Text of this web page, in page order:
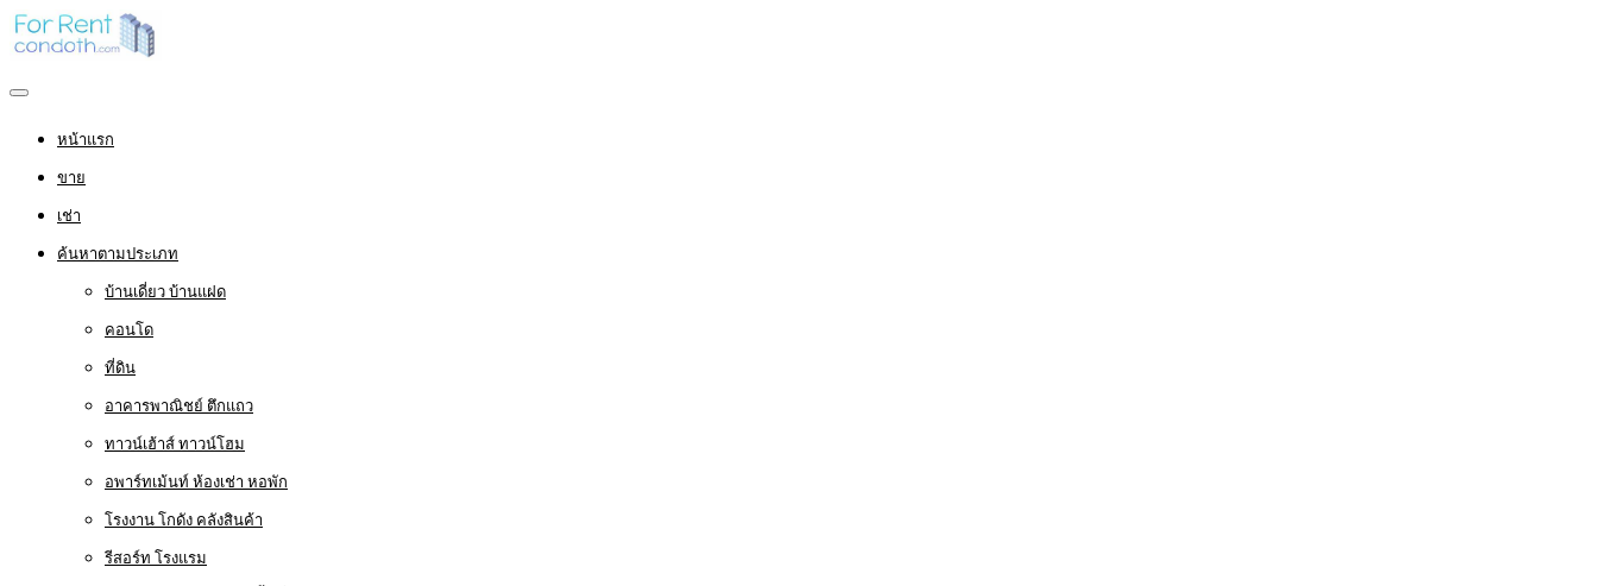
หน้าแรก
ขาย
เช่า
ค้นหาตามประเภท
บ้านเดี่ยว บ้านแฝด
คอนโด
ที่ดิน
อาคารพาณิชย์ ตึกแถว
ทาวน์เฮ้าส์ ทาวน์โฮม
อพาร์ทเม้นท์ ห้องเช่า หอพัก
โรงงาน โกดัง คลังสินค้า
รีสอร์ท โรงแรม